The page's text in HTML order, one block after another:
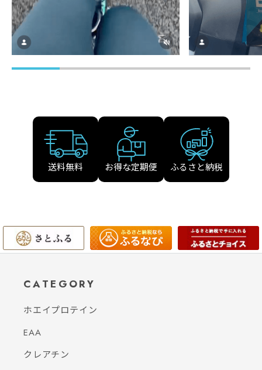
送料無料 お得な定期便 ふるさと納税
CATEGORY
ホエイプロテイン
EAA
クレアチン